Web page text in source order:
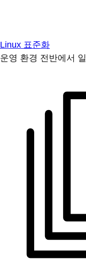
Linux 표준화
운영 환경 전반에서